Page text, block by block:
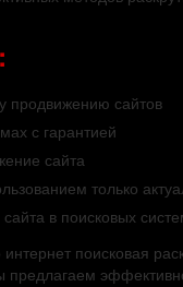
продвижению сайтов
с гарантией
сайта
только
в поисковых
поисковая